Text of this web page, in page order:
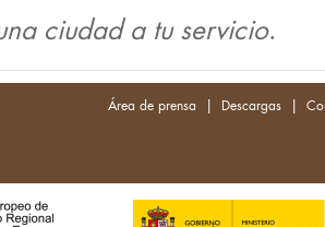
ciudad a tu servicio.
Área de prensa | Descargas|